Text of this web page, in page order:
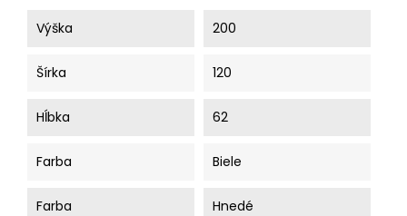
Výška 200
Šírka 120
Hĺbka 62
Farba Biele
Farba Hnedé